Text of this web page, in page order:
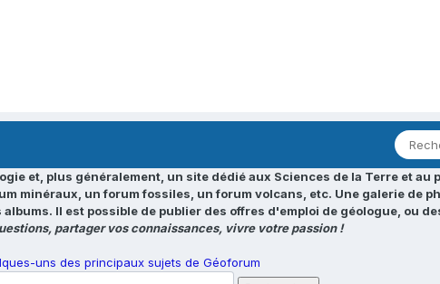
et, plus généralement, un site dédié aux Sciences de la Terre et
minéraux, un forum fossiles, un forum volcans, etc. Une galerie de
Il est possible de publier des offres d'emploi de géologue, ou
partager vos connaissances, vivre votre passion !
uns des principaux sujets de Géoforum